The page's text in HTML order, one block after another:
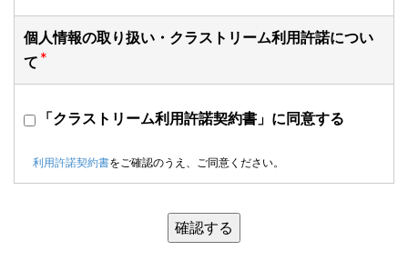
個人情報の取り扱い・クラストリーム利用許諾につい
て
「クラストリーム利用許諾契約書」に同意する
利用許諾契約書をご確認のうえ、ご同意ください。